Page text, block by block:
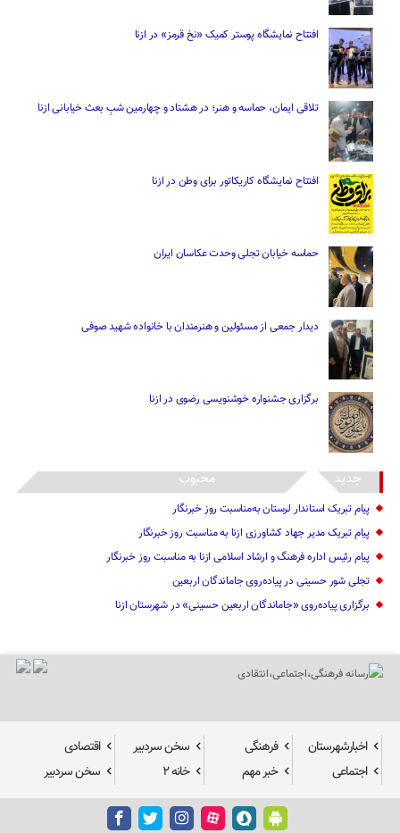
افتتاح نمایشگاه پوستر کمیک «نخ قرمز» در ازنا
تلاقی ایمان، حماسه و هنر؛ در هشتاد و چهارمین شبِ بعث خیابانی ازنا
افتتاح نمایشگاه کاریکاتور برای وطن در ازنا
حماسه خیابان تجلی وحدت عکاسان ایران
دیدار جمعی از مسئولین و هنرمندان با خانواده شهید صوفی
برگزاری جشنواره خوشنویسی رضوی در ازنا
جدید محبوب
پیام تبریک استاندار لرستان به‌مناسبت روز خبرنگار
پیام تبریک مدیر جهاد کشاورزی ازنا به مناسبت روز خبرنگار
پیام رئیس اداره فرهنگ و ارشاد اسلامی ازنا به مناسبت روز خبرنگار
تجلی شور حسینی در پیاده‌روی جاماندگان اربعین
برگزاری پیاده‌روی «جاماندگان اربعین حسینی» در شهرستان ازنا
اخبارشهرستان فرهنگی سخن سردبیر
اقتصادی
اجتماعی
خبر مهم خانه ۲ سخن سردبیر